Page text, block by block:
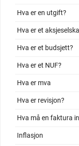
Hva er en utgift?
Hva er et
Hva er et budsjett?
Hva er et NUF?
Hva er mva
Hva er revisjon?
Hva må en faktura
Inflasjon